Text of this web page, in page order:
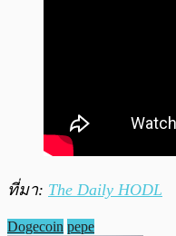
ที่มา: The Daily HODL
Dogecoin pepe